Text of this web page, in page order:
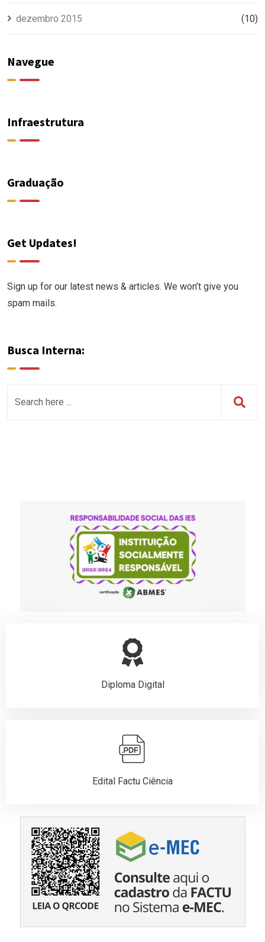
dezembro 2015 (10)
Navegue
Infraestrutura
Graduação
Get Updates!
Sign up for our latest news & articles. We won’t give you
spam mails.
Busca Interna:
Diploma Digital
Edital Factu Ciência